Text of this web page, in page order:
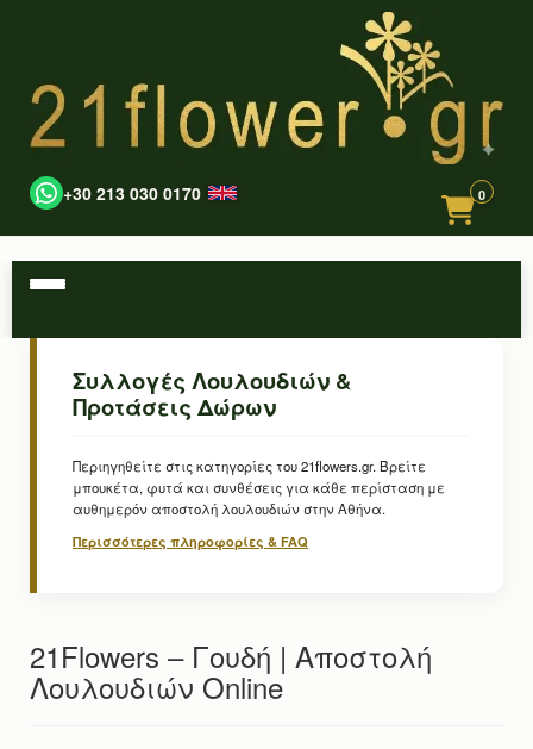
+30 213 030 0170 0
Συλλογές Λουλουδιών &
Προτάσεις Δώρων
Περιηγηθείτε στις κατηγορίες του 21flowers.gr. Βρείτε
μπουκέτα, φυτά και συνθέσεις για κάθε περίσταση με
αυθημερόν αποστολή λουλουδιών στην Αθήνα.
Περισσότερες πληροφορίες & FAQ
21Flowers – Γουδή | Αποστολή
Λουλουδιών Online